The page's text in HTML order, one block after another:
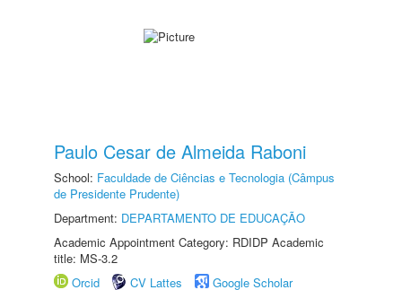
Paulo Cesar de Almeida Raboni
School: Faculdade de Ciências e Tecnologia (Câmpus
de Presidente Prudente)
Department: DEPARTAMENTO DE EDUCAÇÃO
Academic Appointment Category: RDIDP Academic
title: MS-3.2
Orcid
CV Lattes
Google Scholar